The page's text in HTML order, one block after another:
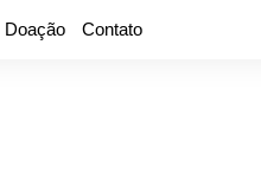
Doação Contato